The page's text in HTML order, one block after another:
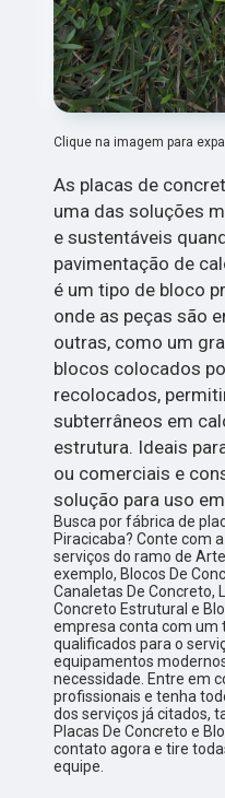
Clique na imagem para
As placas de
uma das soluções
e sustentáveis
pavimentação de
é um tipo de bloco
onde as peças são
outras, como um
blocos colocados
recolocados,
subterrâneos em
estrutura. Ideais
ou comerciais e
solução para uso
Busca por fábrica de
Piracicaba? Conte com
serviços do ramo de
exemplo, Blocos De
Canaletas De Concreto,
Concreto Estrutural e
empresa conta com um
qualificados para o
equipamentos
necessidade. Entre em
profissionais e tenha
dos serviços já citados,
Placas De Concreto e
contato agora e tire
equipe.